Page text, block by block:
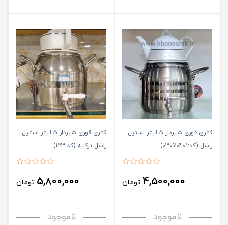
کتری قوری شیردار 5 لیتر استیل
راسل (کد:03070401)
4,500,000 تومان
ناموجود
کتری قوری شیردار 5 لیتر استیل
راسل ترکیه (کد:123)
5,800,000 تومان
ناموجود